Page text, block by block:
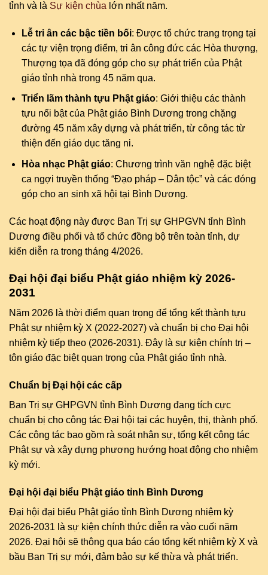
tỉnh và là Sự kiện chùa lớn nhất năm.
Lễ tri ân các bậc tiền bối: Được tổ chức trang trọng tại
các tự viện trọng điểm, tri ân công đức các Hòa thượng,
Thượng tọa đã đóng góp cho sự phát triển của Phật
giáo tỉnh nhà trong 45 năm qua.
Triển lãm thành tựu Phật giáo: Giới thiệu các thành
tựu nổi bật của Phật giáo Bình Dương trong chặng
đường 45 năm xây dựng và phát triển, từ công tác từ
thiện đến giáo dục tăng ni.
Hòa nhạc Phật giáo: Chương trình văn nghệ đặc biệt
ca ngợi truyền thống “Đạo pháp – Dân tộc” và các đóng
góp cho an sinh xã hội tại Bình Dương.
Các hoạt động này được Ban Trị sự GHPGVN tỉnh Bình
Dương điều phối và tổ chức đồng bộ trên toàn tỉnh, dự
kiến diễn ra trong tháng 4/2026.
Đại hội đại biểu Phật giáo nhiệm kỳ 2026-
2031
Năm 2026 là thời điểm quan trọng để tổng kết thành tựu
Phật sự nhiệm kỳ X (2022-2027) và chuẩn bị cho Đại hội
nhiệm kỳ tiếp theo (2026-2031). Đây là sự kiện chính trị –
tôn giáo đặc biệt quan trọng của Phật giáo tỉnh nhà.
Chuẩn bị Đại hội các cấp
Ban Trị sự GHPGVN tỉnh Bình Dương đang tích cực
chuẩn bị cho công tác Đại hội tại các huyện, thị, thành phố.
Các công tác bao gồm rà soát nhân sự, tổng kết công tác
Phật sự và xây dựng phương hướng hoạt động cho nhiệm
kỳ mới.
Đại hội đại biểu Phật giáo tỉnh Bình Dương
Đại hội đại biểu Phật giáo tỉnh Bình Dương nhiệm kỳ
2026-2031 là sự kiện chính thức diễn ra vào cuối năm
2026. Đại hội sẽ thông qua báo cáo tổng kết nhiệm kỳ X và
bầu Ban Trị sự mới, đảm bảo sự kế thừa và phát triển.